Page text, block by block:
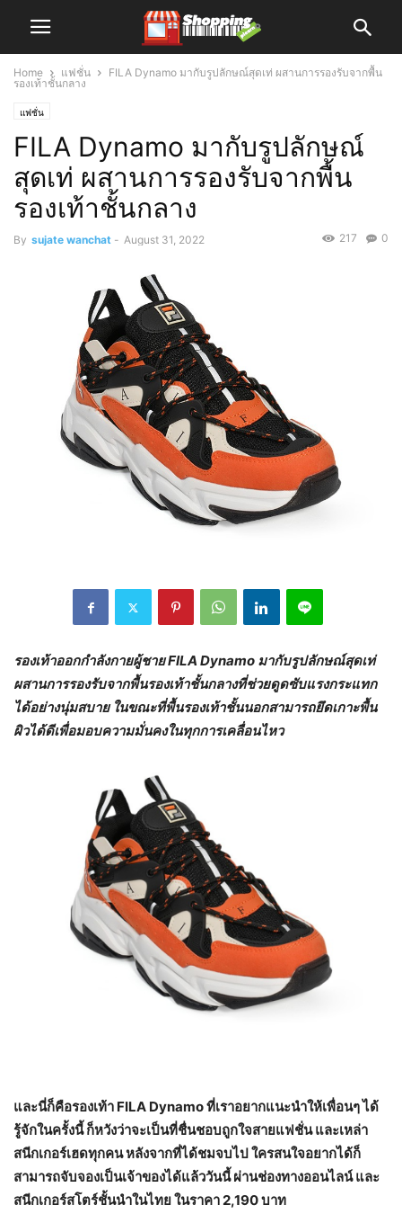
Home แฟชั่น
FILA Dynamo มากับรูปลักษณ์สุดเท่ ผสานการรองรับจากพื้น
รองเท้าชั้นกลาง
แฟชั่น
FILA Dynamo มากับรูปลักษณ์
สุดเท่ ผสานการรองรับจากพื้น
รองเท้าชั้นกลาง
By sujate wanchat - August 31, 2022 0
217
รองเท้าออกกำลังกายผู้ชายFILA Dynamo มากับรูปลักษณ์สุดเท่
ผสานการรองรับจากพื้นรองเท้าชั้นกลางที่ช่วยดูดซับแรงกระแทก
ได้อย่างนุ่มสบาย ในขณะที่พื้นรองเท้าชั้นนอกสามารถยึดเกาะพื้น
ผิวได้ดีเพื่อมอบความมั่นคงในทุกการเคลื่อนไหว
และนี่ก็คือรองเท้า FILA Dynamo ที่เราอยากแนะนำให้เพื่อนๆ ได้
รู้จักในครั้งนี้ ก็หวังว่าจะเป็นที่ชื่นชอบถูกใจสายแฟชั่น และเหล่า
สนีกเกอร์เฮดทุกคน หลังจากที่ได้ชมจบไป ใครสนใจอยากได้ก็
สามารถจับจองเป็นเจ้าของได้แล้ววันนี้ ผ่านช่องทางออนไลน์ และ
สนีกเกอร์สโตร์ชั้นนำในไทย ในราคา 2,190 บาท